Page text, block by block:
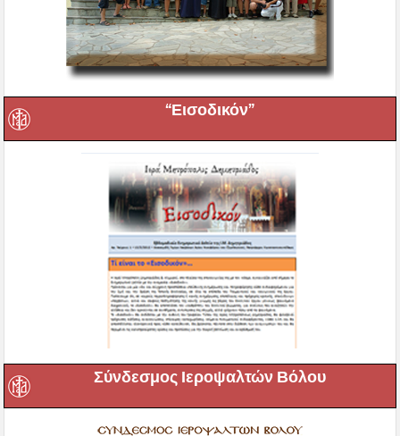
“Εισοδικόν”
Σύνδεσμος Ιεροψαλτών Βόλου